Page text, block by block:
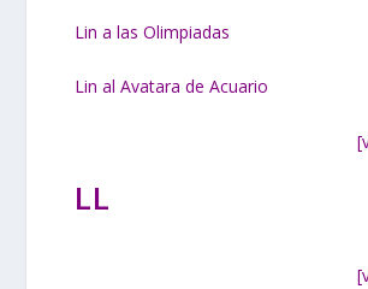
Lin a las Olimpiadas
Lin al Avatara de Acuario
LL